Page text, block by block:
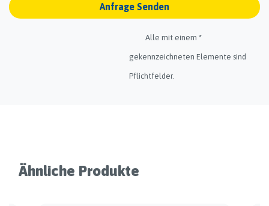
Anfrage Senden
Alle mit einem *
gekennzeichneten Elemente sind
Pflichtfelder.
Ähnliche Produkte